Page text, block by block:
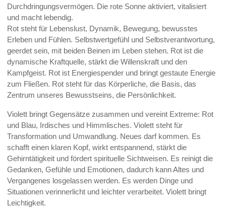
Durchdringungsvermögen. Die rote Sonne aktiviert, vitalisiert
und macht lebendig.
Rot steht für Lebenslust, Dynamik, Bewegung, bewusstes
Erleben und Fühlen. Selbstwertgefühl und Selbstverantwortung,
geerdet sein, mit beiden Beinen im Leben stehen. Rot ist die
dynamische Kraftquelle, stärkt die Willenskraft und den
Kampfgeist. Rot ist Energiespender und bringt gestaute Energie
zum Fließen. Rot steht für das Körperliche, die Basis, das
Zentrum unseres Bewusstseins, die Persönlichkeit.
Violett bringt Gegensätze zusammen und vereint Extreme: Rot
und Blau, Irdisches und Himmlisches. Violett steht für
Transformation und Umwandlung. Neues darf kommen. Es
schafft einen klaren Kopf, wirkt entspannend, stärkt die
Gehirntätigkeit und fördert spirituelle Sichtweisen. Es reinigt die
Gedanken, Gefühle und Emotionen, dadurch kann Altes und
Vergangenes losgelassen werden. Es werden Dinge und
Situationen verinnerlicht und leichter verarbeitet. Violett bringt
Leichtigkeit.